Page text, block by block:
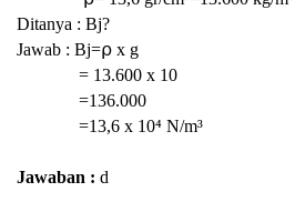
Ditanya : Bj?
Jawab : Bj=⍴ x g
= 13.600 x 10
=136.000
=13,6 x 10⁴ N/m³
Jawaban : d